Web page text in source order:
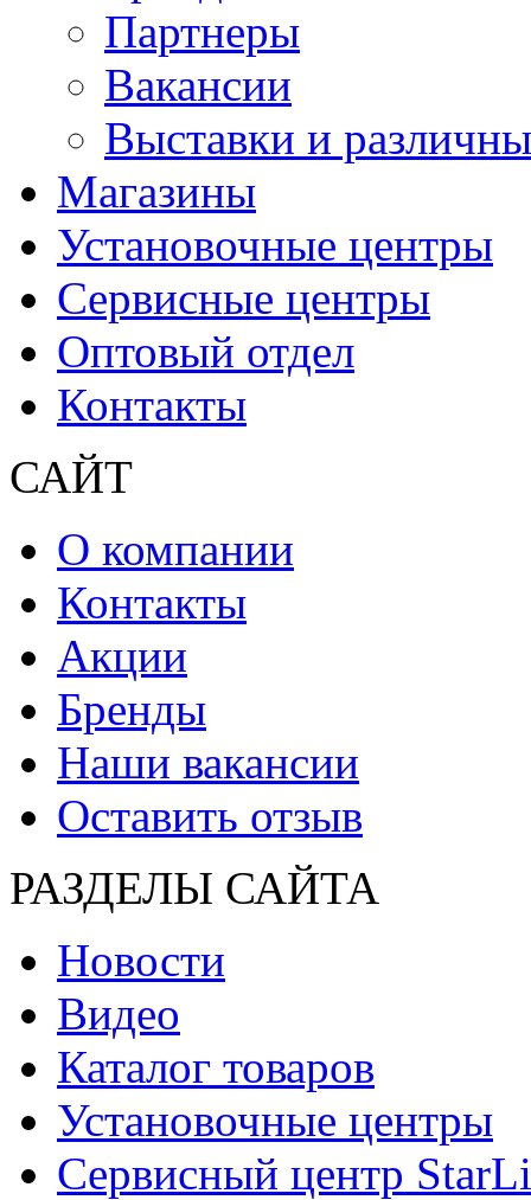
Партнеры
Вакансии
Выставки и
Магазины
Установочные центры
Сервисные центры
Оптовый отдел
Контакты
САЙТ
О компании
Контакты
Акции
Бренды
Наши вакансии
Оставить отзыв
РАЗДЕЛЫ САЙТА
Новости
Видео
Каталог товаров
Установочные центры
Сервисный центр